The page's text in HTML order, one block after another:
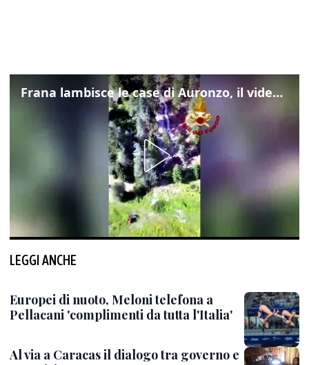
Frana lambisce le case di Auronzo, il video dall'elicottero dei vigili del fuoco
LEGGI ANCHE
Europei di nuoto, Meloni telefona a
Pellacani 'complimenti da tutta l'Italia'
Al via a Caracas il dialogo tra governo e